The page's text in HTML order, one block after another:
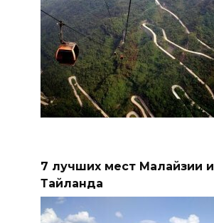
7 лучших мест Малайзии и
Тайланда